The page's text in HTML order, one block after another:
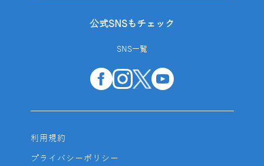
公式SNSもチェック
SNS一覧
利用規約
プライバシーポリシー